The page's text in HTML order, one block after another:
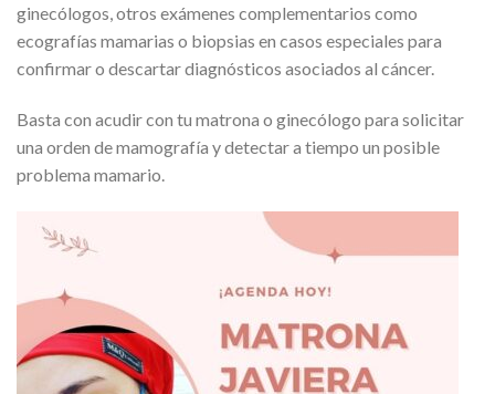
ginecólogos, otros exámenes complementarios como
ecografías mamarias o biopsias en casos especiales para
confirmar o descartar diagnósticos asociados al cáncer.
Basta con acudir con tu matrona o ginecólogo para solicitar
una orden de mamografía y detectar a tiempo un posible
problema mamario.